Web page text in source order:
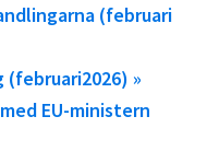
(februari
(februari2026) »
EU-ministern